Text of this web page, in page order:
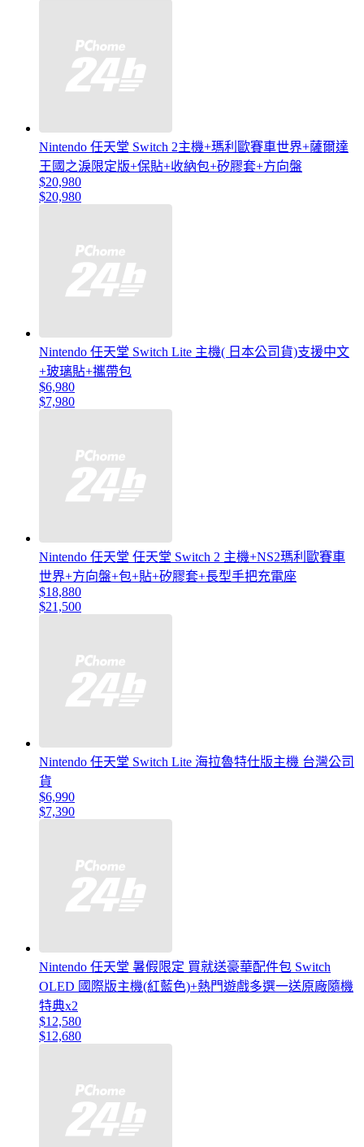
Nintendo 任天堂 Switch 2主機+瑪利歐賽車世界+薩爾達
王國之淚限定版+保貼+收納包+矽膠套+方向盤
$20,980
$20,980
Nintendo 任天堂 Switch Lite 主機( 日本公司貨)支援中文
+玻璃貼+攜帶包
$6,980
$7,980
Nintendo 任天堂 任天堂 Switch 2 主機+NS2瑪利歐賽車
世界+方向盤+包+貼+矽膠套+長型手把充電座
$18,880
$21,500
Nintendo 任天堂 Switch Lite 海拉魯特仕版主機 台灣公司
貨
$6,990
$7,390
Nintendo 任天堂 暑假限定 買就送豪華配件包 Switch
OLED 國際版主機(紅藍色)+熱門遊戲多選一送原廠隨機
特典x2
$12,580
$12,680